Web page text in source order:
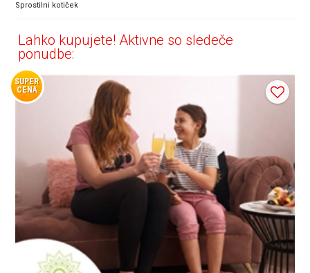
Sprostilni kotiček
Lahko kupujete! Aktivne so sledeče
ponudbe:
SUPER
CENA